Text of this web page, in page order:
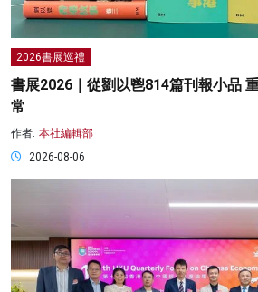
2026書展巡禮
書展2026｜從劉以鬯814篇刊報小品
常
作者: 本社編輯部
2026-08-06